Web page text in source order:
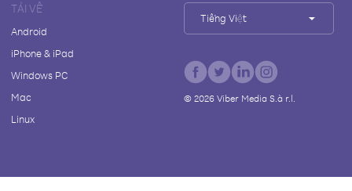
TẢI VỀ
Android
iPhone & iPad
Windows PC
Mac
Linux
Tiếng Việt
© 2026Viber Media S.à r.l.